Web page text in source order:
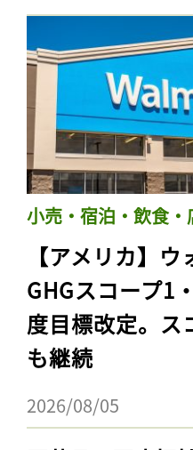
小売・宿泊・飲食・
【アメリカ】ウ
GHGスコープ1
度目標改定。ス
も継続
2026/08/05